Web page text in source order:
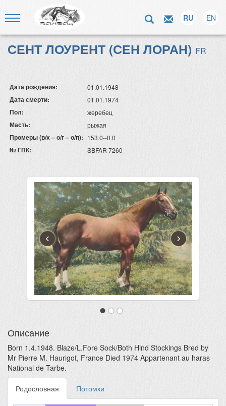
RU EN
СЕНТ ЛОУРЕНТ (СЕН ЛОРАН) FR
Дата рождения: 01.01.1948
Дата смерти: 01.01.1974
Пол: жеребец
Масть: рыжая
Промеры (в/х – о/г – о/п): 153.0--0.0
№ ГПК: SBFAR 7260
‹ ›
Описание
Born 1.4.1948. Blaze/L.Fore Sock/Both Hind Stockings Bred by
Mr Pierre M. Haurigot, France Died 1974 Appartenant au haras
National de Tarbe.
Родословная Потомки